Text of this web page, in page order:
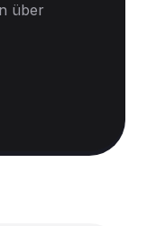
über